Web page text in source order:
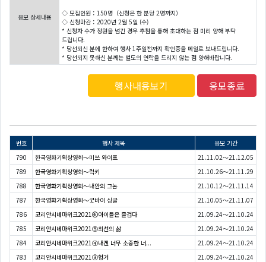
응모 상세내용
◇ 모집인원：150명（신청은 한 분당 2명까지）
◇ 신청마감：2020년 2월 5일 (수)
* 신청자 수가 정원을 넘긴 경우 추첨을 통해 초대하는 점 미리 양해 부탁
드립니다.
* 당선되신 분에 한하여 행사 1주일전까지 확인증을 메일로 보내드립니다.
* 당선되지 못하신 분께는 별도의 연락을 드리지 않는 점 양해바랍니다.
행사내용보기 응모종료
번호 행사 제목
응모 기간
790
한국영화기획상영회〜미쓰 와이프
21.11.02～21.12.05
789
한국영화기획상영회〜럭키
21.10.26～21.11.29
788
한국영화기획상영회〜내안의 그놈
21.10.12～21.11.14
787
한국영화기획상영회〜굿바이 싱글
21.10.05～21.11.07
786
코리안시네마위크2021⑥아이들은 즐겁다
21.09.24～21.10.24
785
코리안시네마위크2021⑤최선의 삶
21.09.24～21.10.24
784
코리안시네마위크2021④내겐 너무 소중한 너...
21.09.24～21.10.24
783
코리안시네마위크2021③헝거
21.09.24～21.10.24